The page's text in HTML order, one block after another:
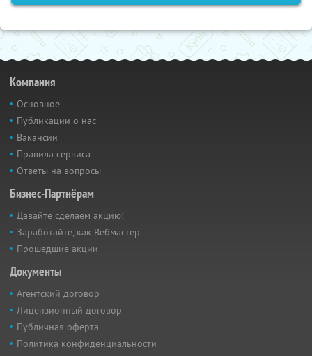
Компания
Основное
Публикации о нас
Вакансии
Правила сервиса
Ответы на вопросы
Бизнес-Партнёрам
Давайте сделаем акцию!
Заработайте, как Вебмастер
Прошедшие акции
Документы
Агентский договор
Лицензионный договор
Публичная оферта
Политика конфиденциальности